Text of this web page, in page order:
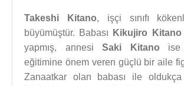
Takeshi Kitano, işçi sınıfı
büyümüştür. Babası
Kikujiro Kitano
yapmış, annesiSaki Kitano ise
eğitimine önem veren güçlü bir aile
Zanaatkar olan babası ile